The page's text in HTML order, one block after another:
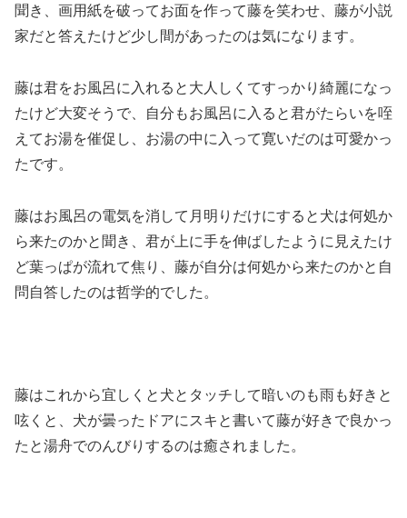
聞き、画用紙を破ってお面を作って藤を笑わせ、藤が小説
家だと答えたけど少し間があったのは気になります。
藤は君をお風呂に入れると大人しくてすっかり綺麗になっ
たけど大変そうで、自分もお風呂に入ると君がたらいを咥
えてお湯を催促し、お湯の中に入って寛いだのは可愛かっ
たです。
藤はお風呂の電気を消して月明りだけにすると犬は何処か
ら来たのかと聞き、君が上に手を伸ばしたように見えたけ
ど葉っぱが流れて焦り、藤が自分は何処から来たのかと自
問自答したのは哲学的でした。
藤はこれから宜しくと犬とタッチして暗いのも雨も好きと
呟くと、犬が曇ったドアにスキと書いて藤が好きで良かっ
たと湯舟でのんびりするのは癒されました。